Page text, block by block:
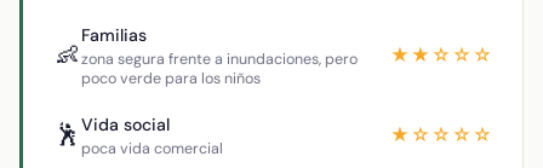
👶
Familias
zona segura frente a inundaciones, pero
poco verde para los niños
★★☆☆☆
🕺 Vida social
poca vida comercial
★☆☆☆☆